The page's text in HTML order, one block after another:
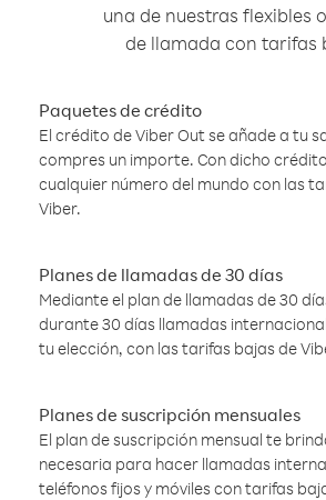
una de nuestras flexibles
de llamada con tarifas
Paquetes de crédito
El crédito de Viber Out se añade a tu
compres un importe. Con dicho
cualquier número del mundo con las
Viber.
Planes de llamadas de 30 días
Mediante el plan de llamadas de 30
durante 30 días llamadas
tu elección, con las tarifas bajas de
Planes de suscripción mensuales
El plan de suscripción mensual te
necesaria para hacer llamadas
teléfonos fijos y móviles con tarifas